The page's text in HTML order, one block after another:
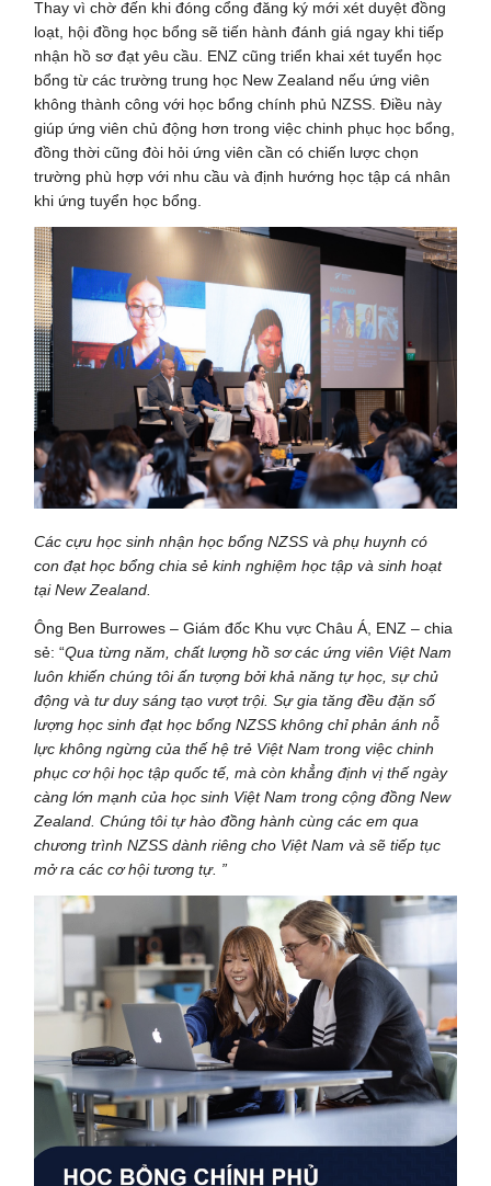
Thay vì chờ đến khi đóng cổng đăng ký mới xét duyệt đồng
loạt, hội đồng học bổng sẽ tiến hành đánh giá ngay khi tiếp
nhận hồ sơ đạt yêu cầu. ENZ cũng triển khai xét tuyển học
bổng từ các trường trung học New Zealand nếu ứng viên
không thành công với học bổng chính phủ NZSS. Điều này
giúp ứng viên chủ động hơn trong việc chinh phục học bổng,
đồng thời cũng đòi hỏi ứng viên cần có chiến lược chọn
trường phù hợp với nhu cầu và định hướng học tập cá nhân
khi ứng tuyển học bổng.
Các cựu học sinh nhận học bổng NZSS và phụ huynh có
con đạt học bổng chia sẻ kinh nghiệm học tập và sinh hoạt
tại New Zealand.
Ông Ben Burrowes – Giám đốc Khu vực Châu Á, ENZ – chia
sẻ: “Qua từng năm, chất lượng hồ sơ các ứng viên Việt Nam
luôn khiến chúng tôi ấn tượng bởi khả năng tự học, sự chủ
động và tư duy sáng tạo vượt trội. Sự gia tăng đều đặn số
lượng học sinh đạt học bổng NZSS không chỉ phản ánh nỗ
lực không ngừng của thế hệ trẻ Việt Nam trong việc chinh
phục cơ hội học tập quốc tế, mà còn khẳng định vị thế ngày
càng lớn mạnh của học sinh Việt Nam trong cộng đồng New
Zealand. Chúng tôi tự hào đồng hành cùng các em qua
chương trình NZSS dành riêng cho Việt Nam và sẽ tiếp tục
mở ra các cơ hội tương tự. ”